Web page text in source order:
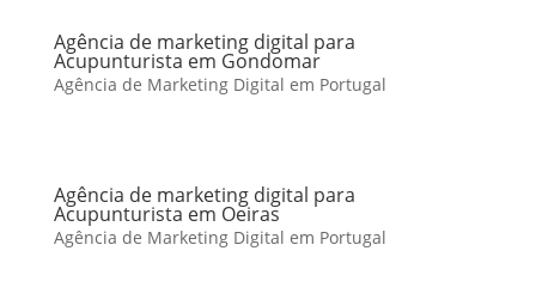
Agência de marketing digital para
Acupunturista em Gondomar
Agência de Marketing Digital em Portugal
Agência de marketing digital para
Acupunturista em Oeiras
Agência de Marketing Digital em Portugal